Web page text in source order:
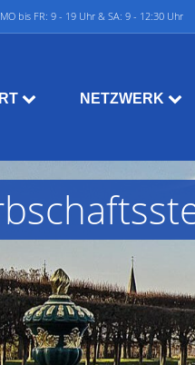
MO bis FR: 9 - 19 Uhr & SA: 9 - 12:30 Uhr
NETZWERK